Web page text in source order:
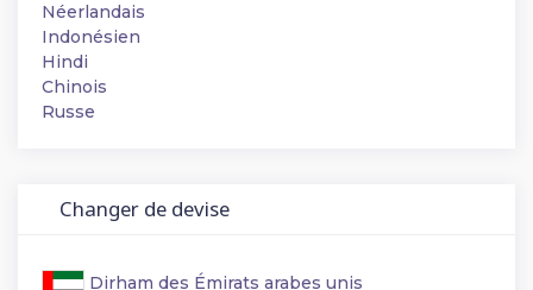
Néerlandais
Indonésien
Hindi
Chinois
Russe
Changer de devise
Dirham des Émirats arabes unis